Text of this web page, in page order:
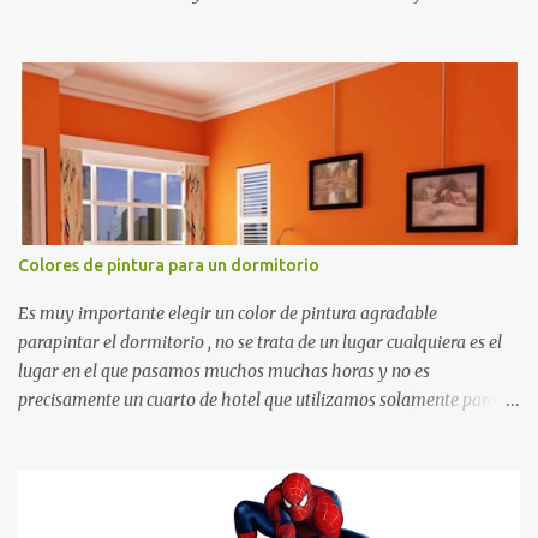
matemáticos, para decorar los cumpleaños de los niños, entre
otras cosas.
Colores de pintura para un dormitorio
Es muy importante elegir un color de pintura agradable
parapintar el dormitorio , no se trata de un lugar cualquiera es el
lugar en el que pasamos muchos muchas horas y no es
precisamente un cuarto de hotel que utilizamos solamente para
cómodo y también para nuestra vista. Te mostramos algunas
sugerencias que pueden brindar la elegancia y estilo que buscas